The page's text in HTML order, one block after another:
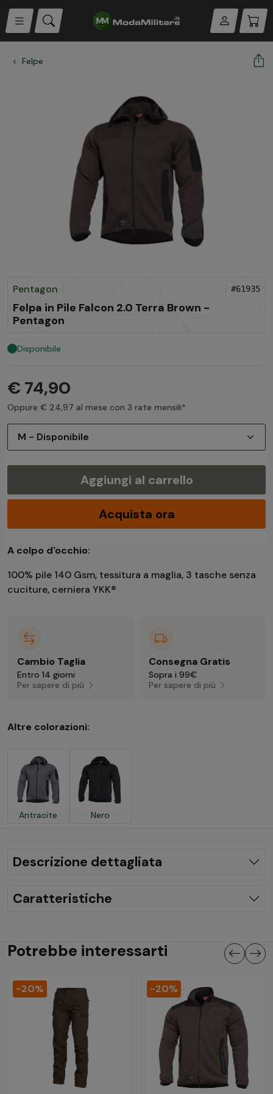
Felpe
Pentagon #61935
Felpa in Pile Falcon 2.0 Terra Brown -
Pentagon
Disponibile
€ 74,90
Oppure € 24,97 al mese con 3 rate mensili*
Aggiungi al carrello
Acquista ora
A colpo d'occhio:
100% pile 140 Gsm, tessitura a maglia, 3 tasche senza
cuciture, cerniera YKK®
Cambio Taglia
Entro 14 giorni
Per sapere di più
Consegna Gratis
Sopra i 99€
Per sapere di più
Altre colorazioni:
Antracite Nero
Descrizione dettagliata
Caratteristiche
Potrebbe interessarti
-20% -20%